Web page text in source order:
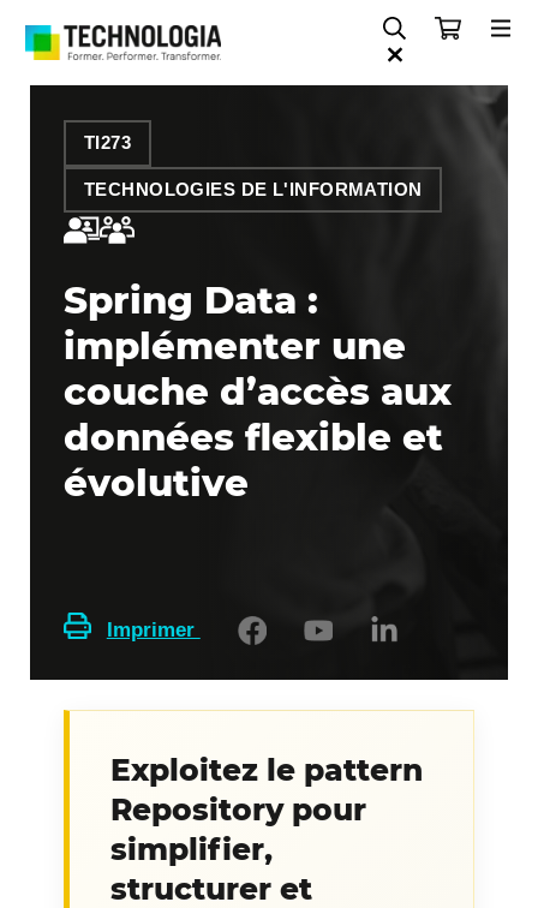
TI273
TECHNOLOGIES DE L'INFORMATION
Spring Data :
implémenter une
couche d’accès aux
données flexible et
évolutive
Imprimer
Exploitez le pattern
Repository pour
simplifier,
structurer et